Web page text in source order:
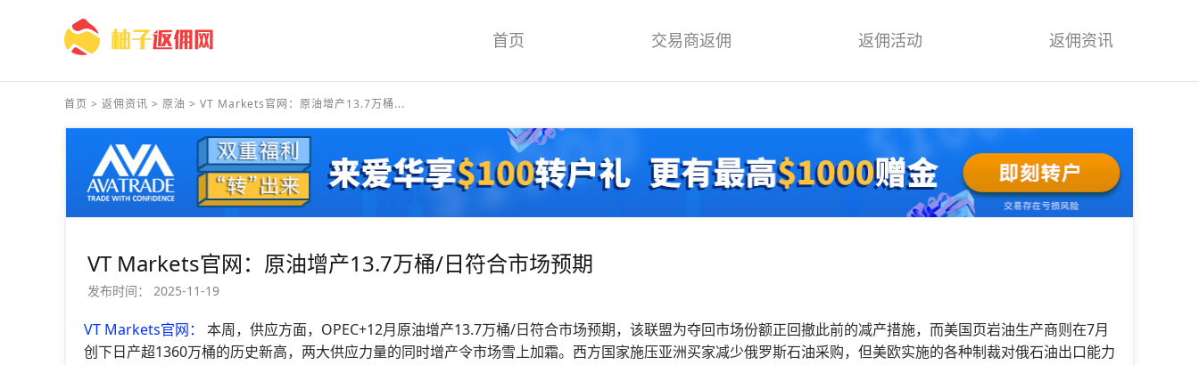
首页 交易商返佣 返佣活动 返佣资讯
首页 > 返佣资讯 > 原油 > VT Markets官网：原油增产13.7万桶...
VT Markets官网：原油增产13.7万桶/日符合市场预期
发布时间： 2025-11-19
VT Markets官网：
本周，供应方面，OPEC+12月原油增产13.7万桶/日符合市场预期，该联盟为夺回市场份额正回撤此前的减产措施，而美国页岩油生产商则在7月
创下日产超1360万桶的历史新高，两大供应力量的同时增产令市场雪上加霜。西方国家施压亚洲买家减少俄罗斯石油采购，但美欧实施的各种制裁对俄石油出口能力